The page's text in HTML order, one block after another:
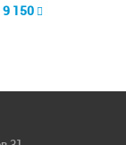
9 150